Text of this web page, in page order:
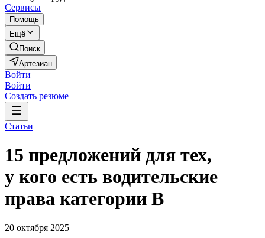
Сервисы
Помощь
Ещё
Поиск
Артезиан
Войти
Войти
Создать резюме
Статьи
15 предложений для тех,
у кого есть водительские
права категории В
20 октября 2025